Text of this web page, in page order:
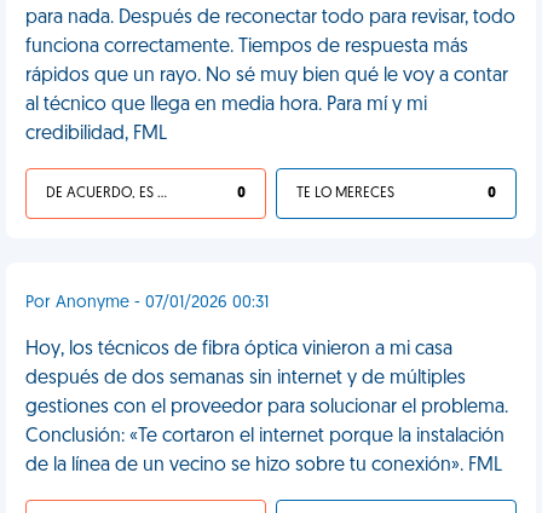
para nada. Después de reconectar todo para revisar, todo
funciona correctamente. Tiempos de respuesta más
rápidos que un rayo. No sé muy bien qué le voy a contar
al técnico que llega en media hora. Para mí y mi
credibilidad, FML
DE ACUERDO, ES UNA VIDA HP 0 TE LO MERECES 0
Por Anonyme - 07/01/2026 00:31
Hoy, los técnicos de fibra óptica vinieron a mi casa
después de dos semanas sin internet y de múltiples
gestiones con el proveedor para solucionar el problema.
Conclusión: «Te cortaron el internet porque la instalación
de la línea de un vecino se hizo sobre tu conexión». FML